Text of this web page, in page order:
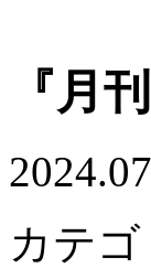
『月
カテ